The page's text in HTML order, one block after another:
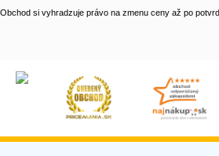
Obchod si vyhradzuje právo na zmenu ceny až po